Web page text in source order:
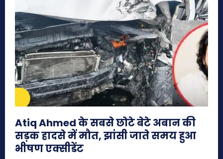
Atiq Ahmed के सबसे छोटे बेटे अबान की
सड़क हादसे में मौत, झांसी जाते समय हुआ
भीषण एक्सीडेंट